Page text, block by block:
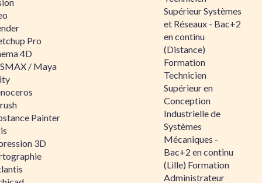
Pro
4D
/ Maya
Painter
3D
Supérieur Systèmes
et Réseaux - Bac+2
en continu
(Distance)
Formation
Technicien
Supérieur en
Conception
Industrielle de
Systèmes
Mécaniques -
Bac+2 en continu
(Lille) Formation
Administrateur